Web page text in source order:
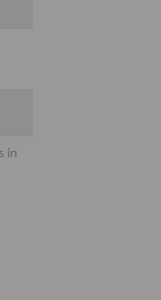
in